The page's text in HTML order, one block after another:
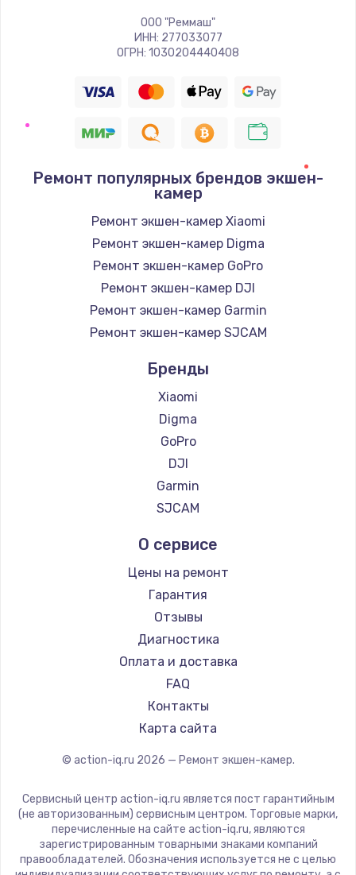
Заказать
Замена ТЭНа
Заказать
Замена шнура
Заказать
Замена / ремонт электронного модуля
управления
600 руб.
Заказать
Замена конфорки
Замена платы сенсора
900 руб.
Заказать
Замена регулятора режимов конфорки
Замена сенсорного датчика
1300 руб.
Заказать
Замена сигнальной лампы
1200 руб.
Заказать
1500 руб.
Заказать
Замена температурного датчика
ООО "Реммаш"
ИНН: 277033077
ОГРН: 1030204440408
Ремонт популярных брендов экшен-
камер
Ремонт экшен-камер Xiaomi
Ремонт экшен-камер Digma
Ремонт экшен-камер GoPro
Ремонт экшен-камер DJI
Ремонт экшен-камер Garmin
Ремонт экшен-камер SJCAM
Бренды
Xiaomi
Digma
GoPro
DJI
Garmin
SJCAM
О сервисе
Цены на ремонт
Гарантия
Отзывы
Диагностика
Оплата и доставка
FAQ
Контакты
Карта сайта
© action-iq.ru 2026 — Ремонт экшен-камер.
Сервисный центр action-iq.ru является пост гарантийным
(не авторизованным) сервисным центром. Торговые марки,
перечисленные на сайте action-iq.ru, являются
зарегистрированным товарными знаками компаний
правообладателей. Обозначения используется не с целью